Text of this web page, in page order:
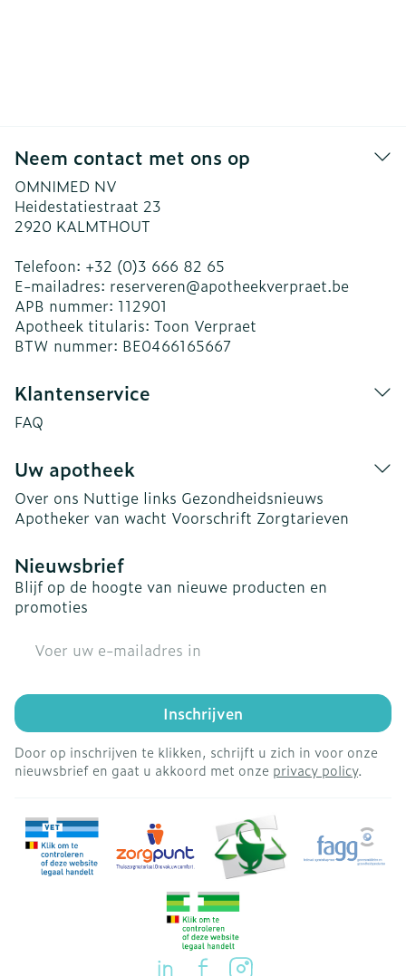
Neem contact met ons op
OMNIMED NV
Heidestatiestraat 23
2920 KALMTHOUT
Telefoon: +32 (0)3 666 82 65
E-mailadres: reserveren@apotheekverpraet.be
APB nummer: 112901
Apotheek titularis: Toon Verpraet
BTW nummer: BE0466165667
Klantenservice
FAQ
Uw apotheek
Over ons Nuttige links Gezondheidsnieuws
Apotheker van wacht Voorschrift Zorgtarieven
Nieuwsbrief
Blijf op de hoogte van nieuwe producten en
promoties
Inschrijven
Door op inschrijven te klikken, schrijft u zich in voor onze
nieuwsbrief en gaat u akkoord met onze privacy policy.